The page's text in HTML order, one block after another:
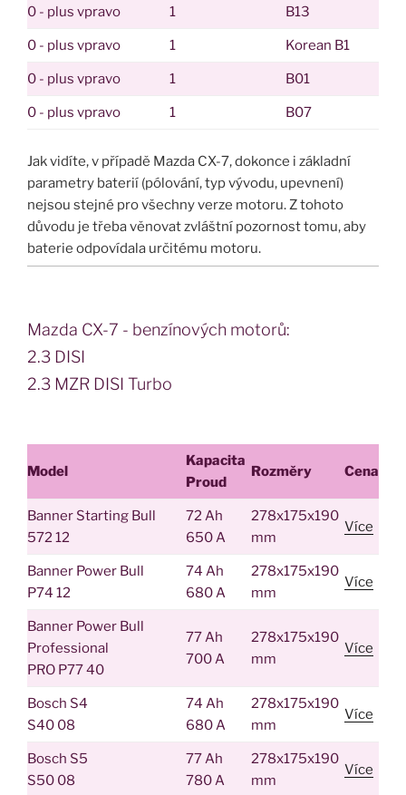
0 - plus vpravo 1 B13
0 - plus vpravo 1 Korean B1
0 - plus vpravo 1 B01
0 - plus vpravo 1 B07
Jak vidíte, v případě Mazda CX-7, dokonce i základní
parametry baterií (pólování, typ vývodu, upevnení)
nejsou stejné pro všechny verze motoru. Z tohoto
důvodu je třeba věnovat zvláštní pozornost tomu, aby
baterie odpovídala určitému motoru.
Mazda CX-7 - benzínových motorů:
2.3 DISI
2.3 MZR DISI Turbo
Model
Kapacita
Proud
Rozměry Cena
Banner Starting Bull
572 12
72 Ah
650 A
278x175x190
mm
Více
Banner Power Bull
P74 12
74 Ah
680 A
278x175x190
mm
Více
Banner Power Bull
Professional
PRO P77 40
77 Ah
700 A
278x175x190
mm
Více
Bosch S4
S40 08
74 Ah
680 A
278x175x190
mm
Více
Bosch S5
S50 08
77 Ah
780 A
278x175x190
mm
Více